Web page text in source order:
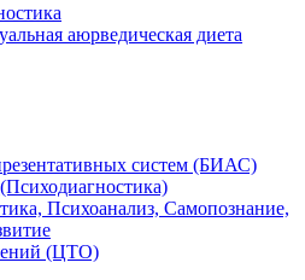
аюрведическая диета
систем (БИАС)
Психоанализ, Самопознание,
(ЦТО)